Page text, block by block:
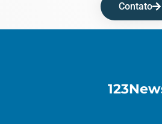
Contato